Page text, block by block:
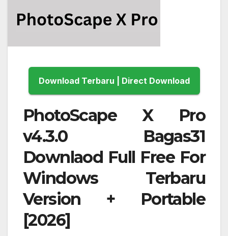
Download Terbaru | Direct Download
PhotoScape X Pro
v4.3.0 Bagas31
Downlaod Full Free For
Windows Terbaru
Version + Portable
[2026]